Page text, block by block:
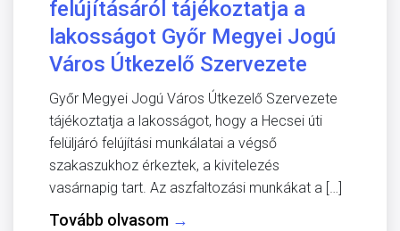
felújításáról tájékoztatja a
lakosságot Győr Megyei Jogú
Város Útkezelő Szervezete
Győr Megyei Jogú Város Útkezelő Szervezete
tájékoztatja a lakosságot, hogy a Hecsei úti
felüljáró felújítási munkálatai a végső
szakaszukhoz érkeztek, a kivitelezés
vasárnapig tart. Az aszfaltozási munkákat a […]
Tovább olvasom →